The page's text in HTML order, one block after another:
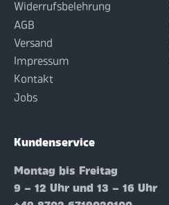
Widerrufsbelehrung
AGB
Versand
Impressum
Kontakt
Jobs
Kundenservice
Montag bis Freitag
9 – 12 Uhr und 13 – 16 Uhr